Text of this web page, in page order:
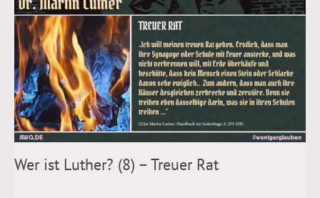
Wer ist Luther? (8) – Treuer Rat